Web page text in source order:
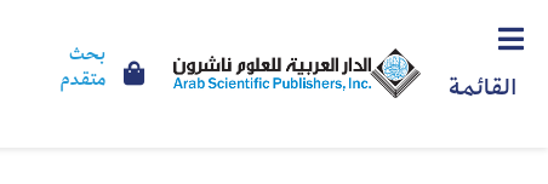
القائمة
بحث
متقدم